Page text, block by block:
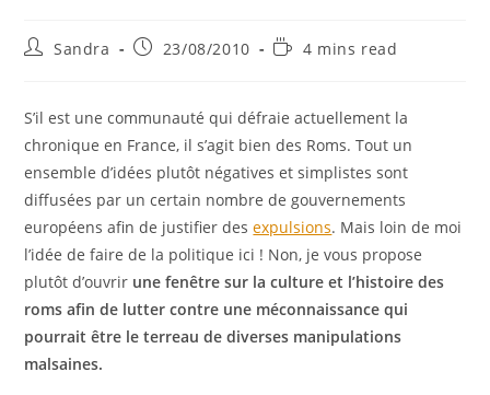
Sandra 23/08/2010 4 mins read
S’il est une communauté qui défraie actuellement la
chronique en France, il s’agit bien des Roms. Tout un
ensemble d’idées plutôt négatives et simplistes sont
diffusées par un certain nombre de gouvernements
européens afin de justifier desexpulsions. Mais loin de moi
l’idée de faire de la politique ici ! Non, je vous propose
plutôt d’ouvrir une fenêtre sur la culture et l’histoire des
roms afin de lutter contre une méconnaissance qui
pourrait être le terreau de diverses manipulations
malsaines.